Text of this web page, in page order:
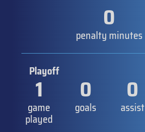
0
penalty minutes
Playoff
1
game
played
0
goals
0
assist